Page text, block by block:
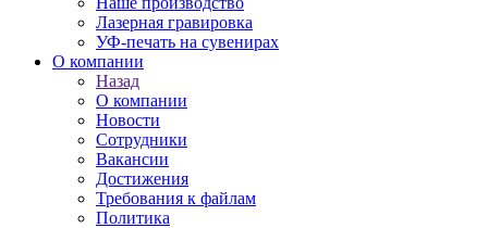
Лазерная гравировка
УФ-печать на сувенирах
О компании
Назад
О компании
Новости
Сотрудники
Вакансии
Достижения
Требования к файлам
Политика